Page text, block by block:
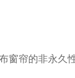
窗帘的非永久